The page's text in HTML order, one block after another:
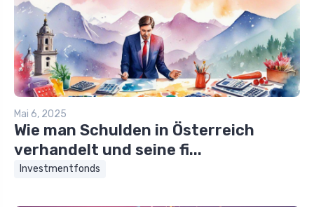
Mai 6, 2025
Wie man Schulden in Österreich
verhandelt und seine fi...
Investmentfonds